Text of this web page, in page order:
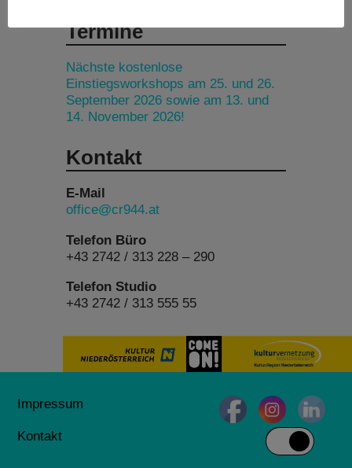
Termine
Nächste kostenlose
Einstiegsworkshops am 25. und 26.
September 2026 sowie am 13. und
14. November 2026!
Kontakt
E-Mail
office@cr944.at
Telefon Büro
+43 2742 / 313 228 – 290
Telefon Studio
+43 2742 / 313 555 55
Impressum
Kontakt